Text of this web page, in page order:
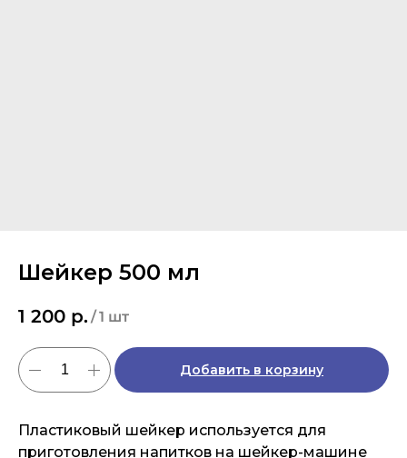
Шейкер 500 мл
1 200 р. /1 шт
Добавить в корзину
Пластиковый шейкер используется для
приготовления напитков на шейкер-машине